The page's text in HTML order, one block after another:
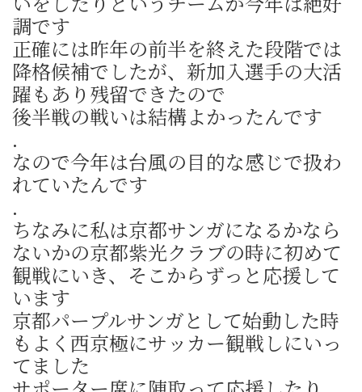
調です
正確には昨年の前半を終えた段階では
降格候補でしたが、新加入選手の大活
躍もあり残留できたので
後半戦の戦いは結構よかったんです
.
なので今年は台風の目的な感じで扱わ
れていたんです
.
ちなみに私は京都サンガになるかなら
ないかの京都紫光クラブの時に初めて
観戦にいき、そこからずっと応援して
います
京都パープルサンガとして始動した時
もよく西京極にサッカー観戦しにいっ
てました